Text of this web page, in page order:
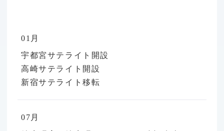
01月
宇都宮サテライト開設
高崎サテライト開設
新宿サテライト移転
07月